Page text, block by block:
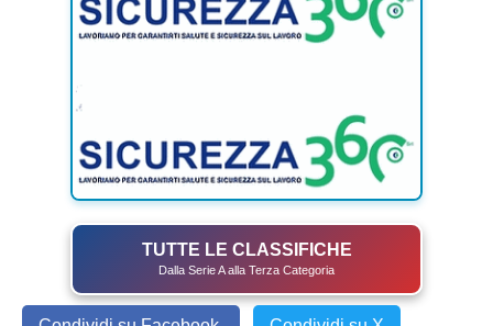
TUTTE LE CLASSIFICHE
Dalla Serie A alla Terza Categoria